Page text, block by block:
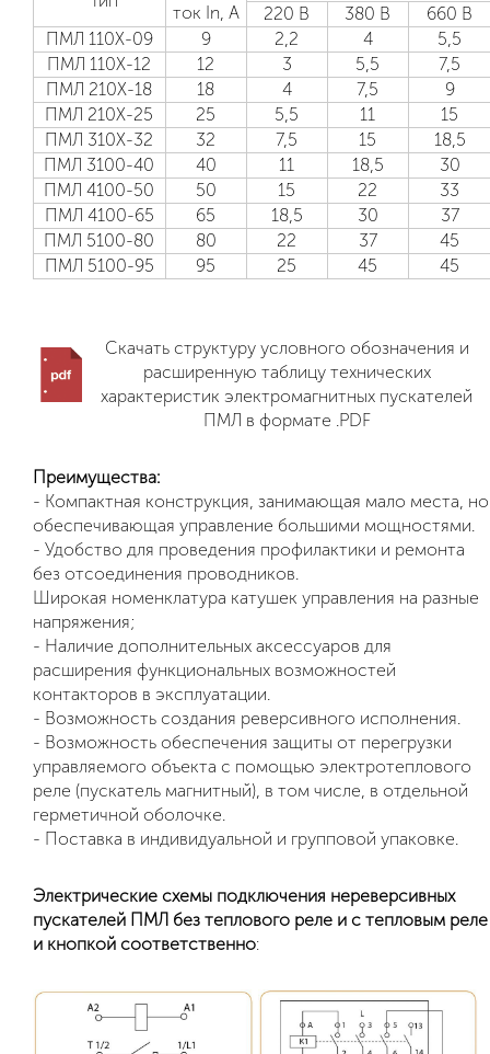
ток In, А 220 В 380 В
660 В
ПМЛ 110Х-09
9 2,2 4
5,5
ПМЛ 110Х-12
12 3 5,5
7,5
ПМЛ 210Х-18
18 4 7,5
9
ПМЛ 210Х-25
25 5,5 11
15
ПМЛ 310Х-32
32 7,5 15
18,5
ПМЛ 3100-40
40 11 18,5
30
ПМЛ 4100-50
50 15 22
33
ПМЛ 4100-65
65 18,5 30
37
ПМЛ 5100-80
80 22 37
45
ПМЛ 5100-95
95 25 45 45
Скачать структуру условного обозначения и
расширенную таблицу технических
характеристик электромагнитных пускателей
ПМЛ в формате .PDF
Преимущества:
- Компактная конструкция, занимающая мало места, но
обеспечивающая управление большими мощностями.
- Удобство для проведения профилактики и ремонта
без отсоединения проводников.
Широкая номенклатура катушек управления на разные
напряжения;
- Наличие дополнительных аксессуаров для
расширения функциональных возможностей
контакторов в эксплуатации.
- Возможность создания реверсивного исполнения.
- Возможность обеспечения защиты от перегрузки
управляемого объекта с помощью электротеплового
реле (пускатель магнитный), в том числе, в отдельной
герметичной оболочке.
- Поставка в индивидуальной и групповой упаковке.
Электрические схемы подключения нереверсивных
пускателей ПМЛ без теплового реле и с тепловым реле
и кнопкой соответственно: